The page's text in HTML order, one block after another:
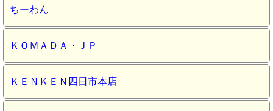
ちーわん
ＫＯＭＡＤＡ・ＪＰ
ＫＥＮＫＥＮ四日市本店